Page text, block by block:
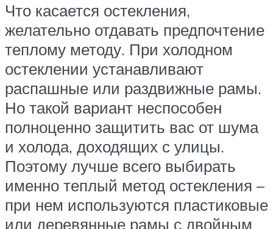
Что касается остекления,
желательно отдавать предпочтение
теплому методу. При холодном
остеклении устанавливают
распашные или раздвижные рамы.
Но такой вариант неспособен
полноценно защитить вас от шума
и холода, доходящих с улицы.
Поэтому лучше всего выбирать
именно теплый метод остекления –
при нем используются пластиковые
или деревянные рамы с двойным